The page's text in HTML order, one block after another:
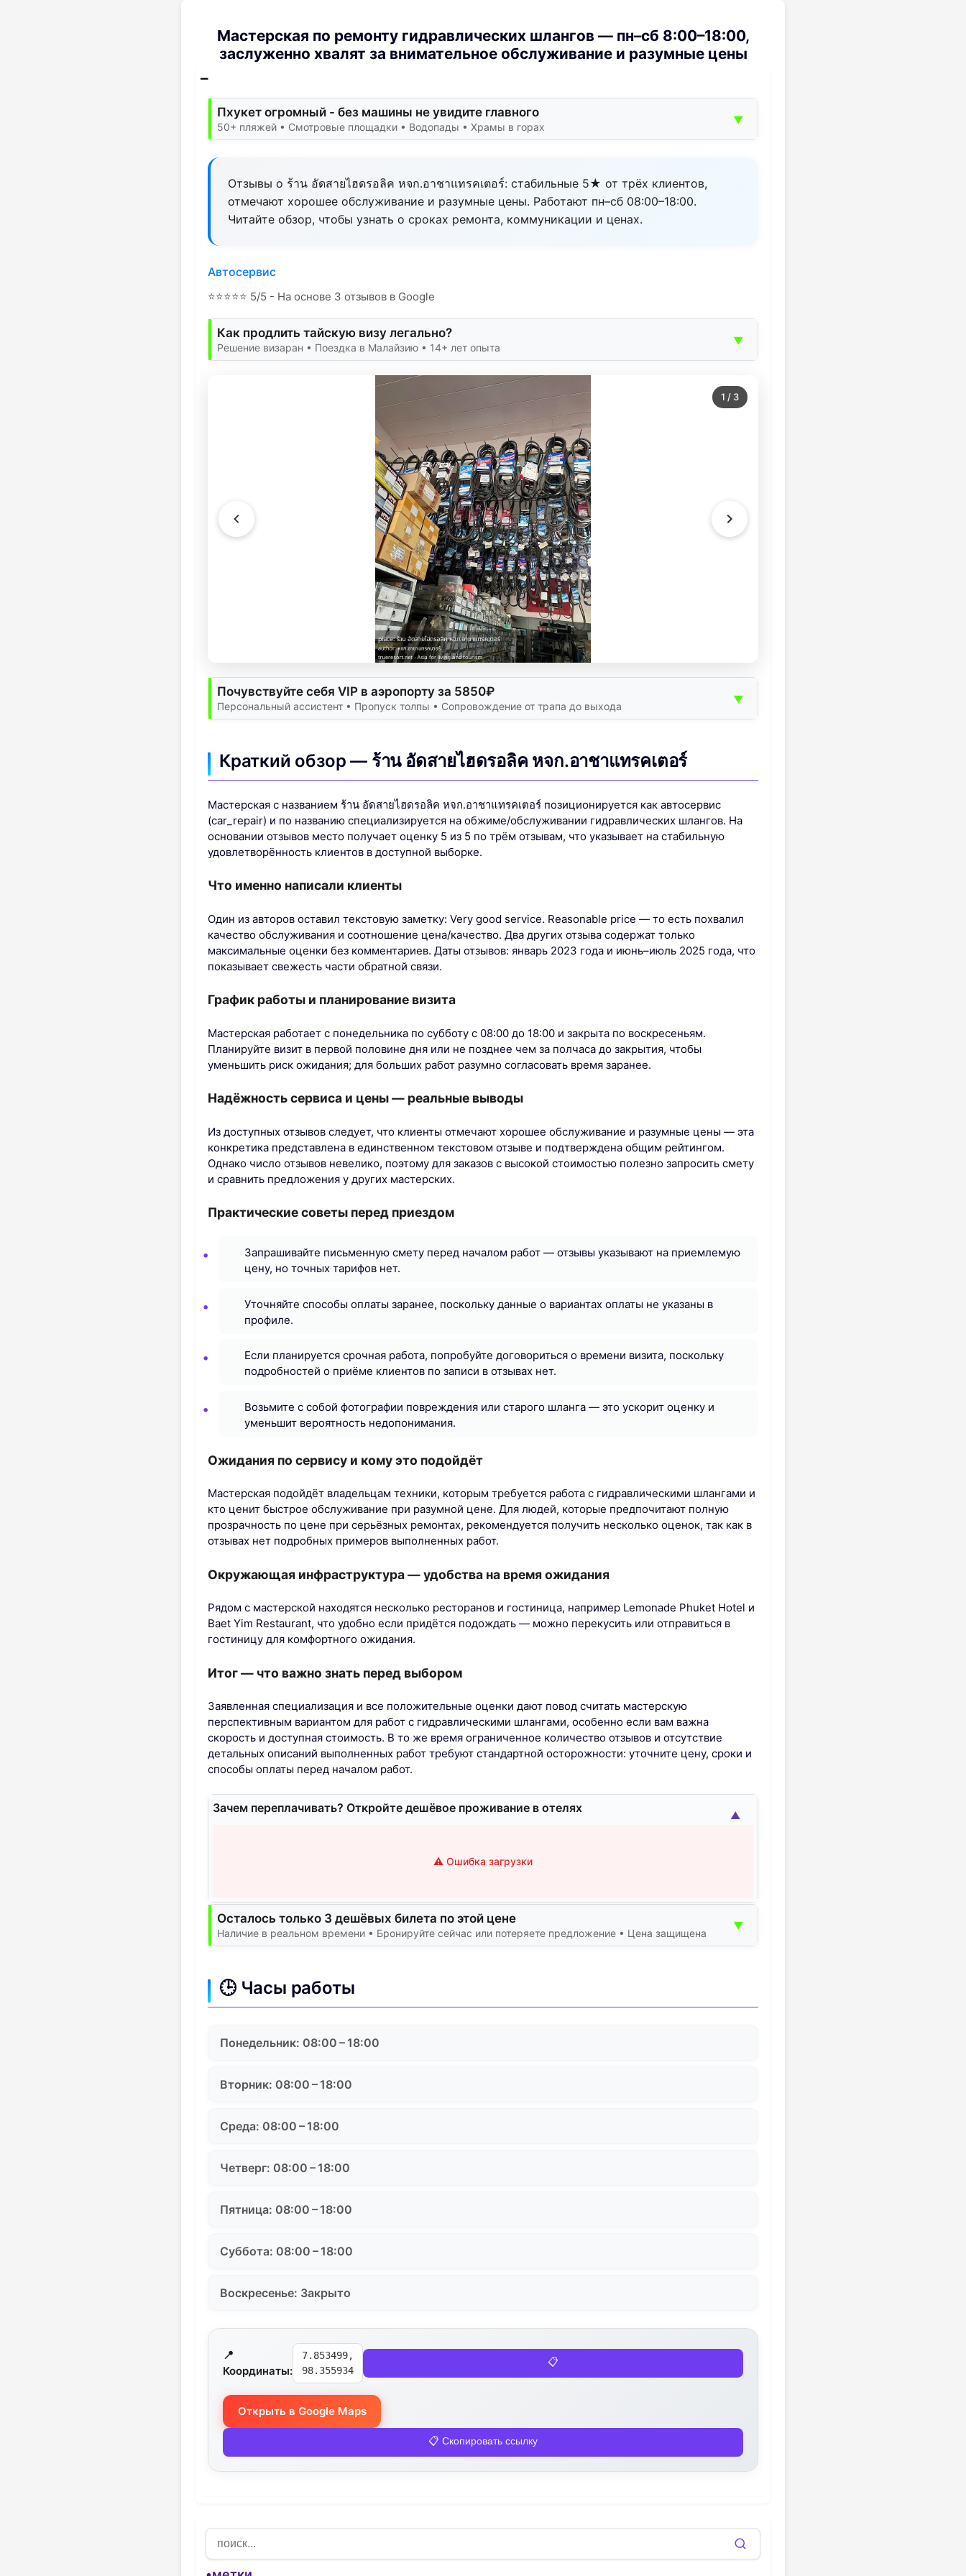
Мастерская по ремонту гидравлических шлангов — пн–сб 8:00–18:00,
заслуженно хвалят за внимательное обслуживание и разумные цены
Пхукет огромный - без машины не увидите главного
50+ пляжей • Смотровые площадки • Водопады • Храмы в горах
▼
Отзывы о ร้าน อัดสายไฮดรอลิค หจก.อาชาแทรคเตอร์: стабильные 5★ от трёх клиентов,
отмечают хорошее обслуживание и разумные цены. Работают пн–сб 08:00–18:00.
Читайте обзор, чтобы узнать о сроках ремонта, коммуникации и ценах.
Автосервис
⭐⭐⭐⭐⭐ 5/5 - На основе 3 отзывов в Google
Как продлить тайскую визу легально?
Решение визаран • Поездка в Малайзию • 14+ лет опыта
▼
1 / 3
Почувствуйте себя VIP в аэропорту за 5850₽
Персональный ассистент • Пропуск толпы • Сопровождение от трапа до выхода
▼
Краткий обзор — ร้าน อัดสายไฮดรอลิค หจก.อาชาแทรคเตอร์
Мастерская с названием ร้าน อัดสายไฮดรอลิค หจก.อาชาแทรคเตอร์ позиционируется как автосервис
(car_repair) и по названию специализируется на обжиме/обслуживании гидравлических шлангов. На
основании отзывов место получает оценку 5 из 5 по трём отзывам, что указывает на стабильную
удовлетворённость клиентов в доступной выборке.
Что именно написали клиенты
Один из авторов оставил текстовую заметку: Very good service. Reasonable price — то есть похвалил
качество обслуживания и соотношение цена/качество. Два других отзыва содержат только
максимальные оценки без комментариев. Даты отзывов: январь 2023 года и июнь–июль 2025 года, что
показывает свежесть части обратной связи.
График работы и планирование визита
Мастерская работает с понедельника по субботу с 08:00 до 18:00 и закрыта по воскресеньям.
Планируйте визит в первой половине дня или не позднее чем за полчаса до закрытия, чтобы
уменьшить риск ожидания; для больших работ разумно согласовать время заранее.
Надёжность сервиса и цены — реальные выводы
Из доступных отзывов следует, что клиенты отмечают хорошее обслуживание и разумные цены — эта
конкретика представлена в единственном текстовом отзыве и подтверждена общим рейтингом.
Однако число отзывов невелико, поэтому для заказов с высокой стоимостью полезно запросить смету
и сравнить предложения у других мастерских.
Практические советы перед приездом
Запрашивайте письменную смету перед началом работ — отзывы указывают на приемлемую
цену, но точных тарифов нет.
Уточняйте способы оплаты заранее, поскольку данные о вариантах оплаты не указаны в
профиле.
Если планируется срочная работа, попробуйте договориться о времени визита, поскольку
подробностей о приёме клиентов по записи в отзывах нет.
Возьмите с собой фотографии повреждения или старого шланга — это ускорит оценку и
уменьшит вероятность недопонимания.
Ожидания по сервису и кому это подойдёт
Мастерская подойдёт владельцам техники, которым требуется работа с гидравлическими шлангами и
кто ценит быстрое обслуживание при разумной цене. Для людей, которые предпочитают полную
прозрачность по цене при серьёзных ремонтах, рекомендуется получить несколько оценок, так как в
отзывах нет подробных примеров выполненных работ.
Окружающая инфраструктура — удобства на время ожидания
Рядом с мастерской находятся несколько ресторанов и гостиница, например Lemonade Phuket Hotel и
Baet Yim Restaurant, что удобно если придётся подождать — можно перекусить или отправиться в
гостиницу для комфортного ожидания.
Итог — что важно знать перед выбором
Заявленная специализация и все положительные оценки дают повод считать мастерскую
перспективным вариантом для работ с гидравлическими шлангами, особенно если вам важна
скорость и доступная стоимость. В то же время ограниченное количество отзывов и отсутствие
детальных описаний выполненных работ требуют стандартной осторожности: уточните цену, сроки и
способы оплаты перед началом работ.
Зачем переплачивать? Откройте дешёвое проживание в отелях
⚠️ Ошибка загрузки
▲
Осталось только 3 дешёвых билета по этой цене
Наличие в реальном времени • Бронируйте сейчас или потеряете предложение • Цена защищена
▼
🕒 Часы работы
Понедельник: 08:00 – 18:00
Вторник: 08:00 – 18:00
Среда: 08:00 – 18:00
Четверг: 08:00 – 18:00
Пятница: 08:00 – 18:00
Суббота: 08:00 – 18:00
Воскресенье: Закрыто
📍
Координаты:
7.853499,
98.355934
📋
Открыть в Google Maps
📋 Скопировать ссылку